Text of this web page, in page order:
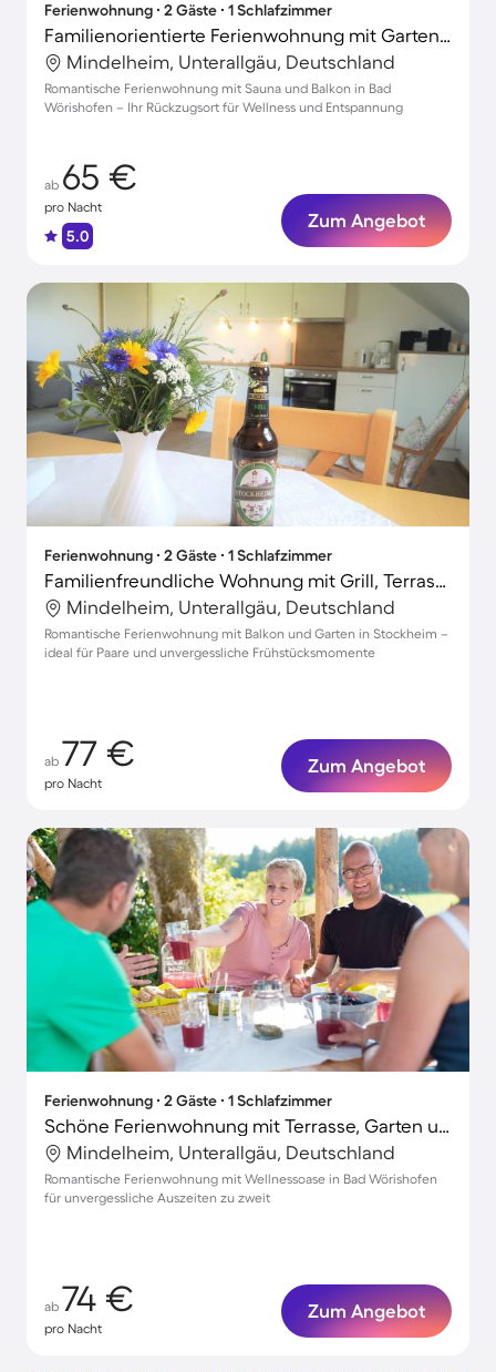
Ferienwohnung ∙ 2 Gäste ∙ 1 Schlafzimmer
Familienorientierte Ferienwohnung mit Garten, Grill und Terrasse | Gartenblick
Mindelheim, Unterallgäu, Deutschland
Romantische Ferienwohnung mit Sauna und Balkon in Bad
Wörishofen – Ihr Rückzugsort für Wellness und Entspannung
ab 65 €
pro Nacht
5.0
Zum Angebot
Ferienwohnung ∙ 2 Gäste ∙ 1 Schlafzimmer
Familienfreundliche Wohnung mit Grill, Terrasse und Garten | Gartenblick
Mindelheim, Unterallgäu, Deutschland
Romantische Ferienwohnung mit Balkon und Garten in Stockheim –
ideal für Paare und unvergessliche Frühstücksmomente
ab 77 €
pro Nacht
Zum Angebot
Ferienwohnung ∙ 2 Gäste ∙ 1 Schlafzimmer
Schöne Ferienwohnung mit Terrasse, Garten und Grill
Mindelheim, Unterallgäu, Deutschland
Romantische Ferienwohnung mit Wellnessoase in Bad Wörishofen
für unvergessliche Auszeiten zu zweit
ab 74 €
pro Nacht
Zum Angebot